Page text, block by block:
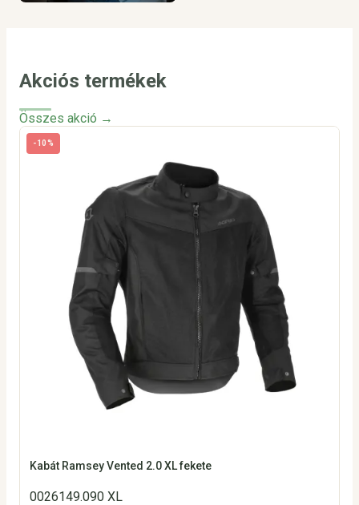
Akciós termékek
Összes akció →
-10%
Kabát Ramsey Vented 2.0 XL fekete
0026149.090 XL